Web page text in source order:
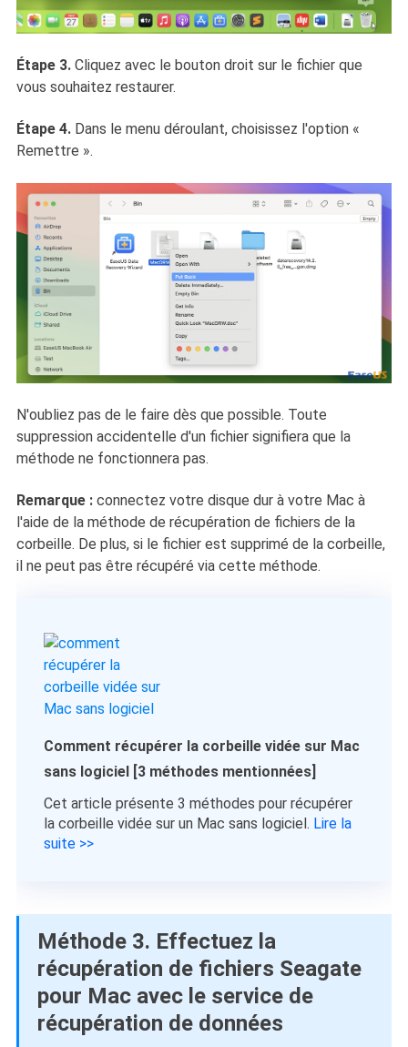
Étape 3.Cliquez avec le bouton droit sur le fichier que
vous souhaitez restaurer.
Étape 4.Dans le menu déroulant, choisissez l'option «
Remettre ».
N'oubliez pas de le faire dès que possible. Toute
suppression accidentelle d'un fichier signifiera que la
méthode ne fonctionnera pas.
Remarque :connectez votre disque dur à votre Mac à
l'aide de la méthode de récupération de fichiers de la
corbeille. De plus, si le fichier est supprimé de la corbeille,
il ne peut pas être récupéré via cette méthode.
Comment récupérer la corbeille vidée sur Mac
sans logiciel [3 méthodes mentionnées]
Cet article présente 3 méthodes pour récupérer
la corbeille vidée sur un Mac sans logiciel. Lire la
suite >>
Méthode 3. Effectuez la
récupération de fichiers Seagate
pour Mac avec le service de
récupération de données